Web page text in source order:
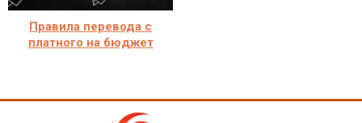
Правила перевода с
платного на бюджет